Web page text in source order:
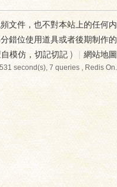
文件，也不對本站上的任何内
錯位使用道具或者後期制作的
模仿，切記切記 ) | 網站地圖
second(s), 7 queries , Redis On.